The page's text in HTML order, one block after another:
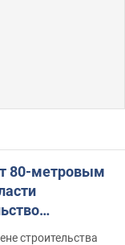
80-метровым
строительства